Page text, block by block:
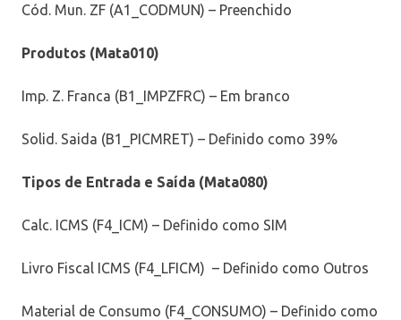
Cód. Mun. ZF (A1_CODMUN) – Preenchido
Produtos (Mata010)
Imp. Z. Franca (B1_IMPZFRC) – Em branco
Solid. Saida (B1_PICMRET) – Definido como 39%
Tipos de Entrada e Saída (Mata080)
Calc. ICMS (F4_ICM) – Definido como SIM
Livro Fiscal ICMS (F4_LFICM) – Definido como Outros
Material de Consumo (F4_CONSUMO) – Definido como